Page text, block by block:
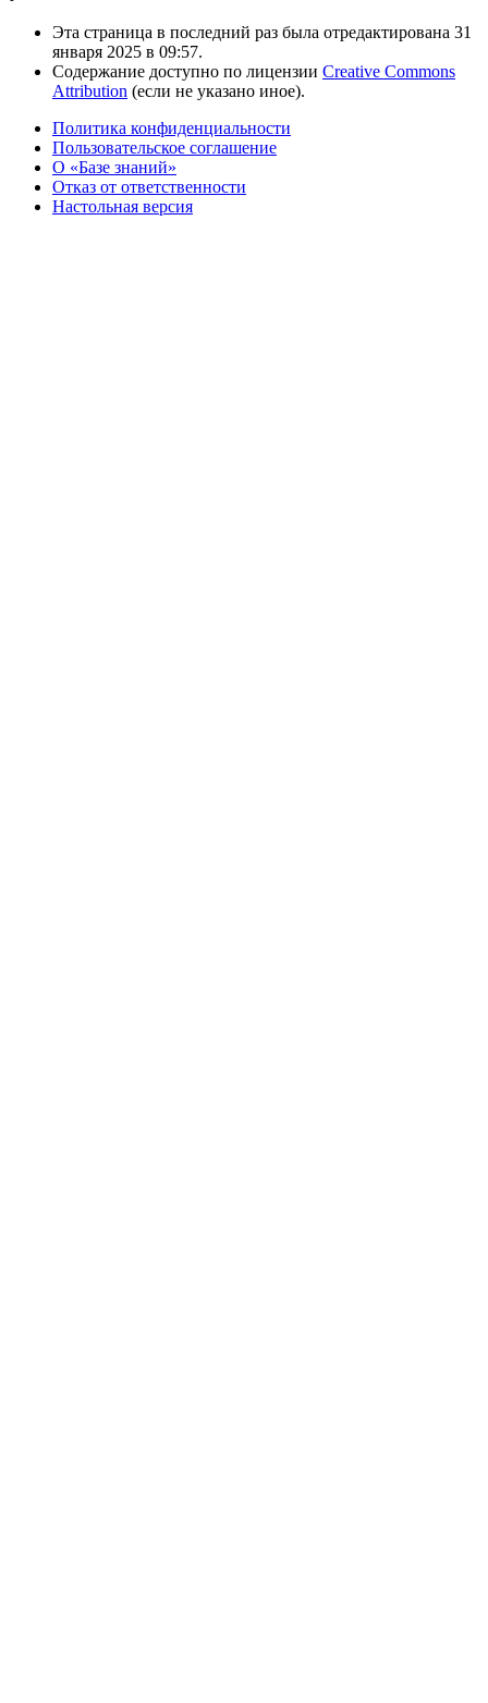
Эта страница в последний раз была отредактирована 31
января 2025 в 09:57.
Содержание доступно по лицензии Creative Commons
Attribution (если не указано иное).
Политика конфиденциальности
Пользовательское соглашение
О «Базе знаний»
Отказ от ответственности
Настольная версия